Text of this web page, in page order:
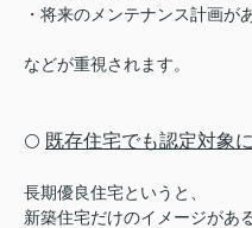
・将来のメンテナンス計画が
などが重視されます。
⚪️ 既存住宅でも認定対象
長期優良住宅というと、
新築住宅だけのイメージがあ